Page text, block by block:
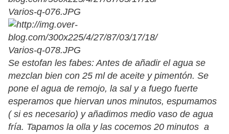
Se estofan les fabes: Antes de añadir el agua se
mezclan bien con 25 ml de aceite y pimentón. Se
pone el agua de remojo, la sal y a fuego fuerte
esperamos que hiervan unos minutos, espumamos
( si es necesario) y añadimos medio vaso de agua
fría. Tapamos la olla y las cocemos 20 minutos a